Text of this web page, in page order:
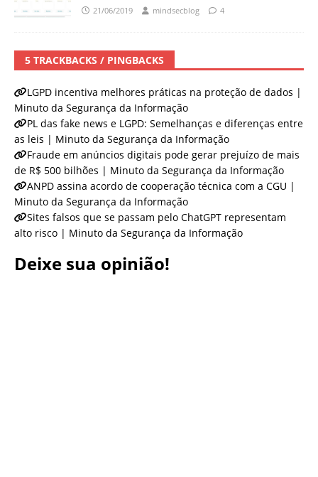
21/06/2019 mindsecblog 4
5 TRACKBACKS / PINGBACKS
LGPD incentiva melhores práticas na proteção de dados |
Minuto da Segurança da Informação
PL das fake news e LGPD: Semelhanças e diferenças entre
as leis | Minuto da Segurança da Informação
Fraude em anúncios digitais pode gerar prejuízo de mais
de R$ 500 bilhões | Minuto da Segurança da Informação
ANPD assina acordo de cooperação técnica com a CGU |
Minuto da Segurança da Informação
Sites falsos que se passam pelo ChatGPT representam
alto risco | Minuto da Segurança da Informação
Deixe sua opinião!